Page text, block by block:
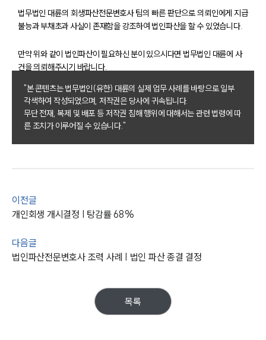
그룹소개
글로벌 파트너 로펌
고객의 소리
주요 업무사례
사례분석/최신동향
법무법인 대륜의 회생파산전문변호사 팀의 빠른 판단으로 의뢰인에게 지급
불능과 부채초과 사실이 존재함을 강조하여 법인파산을 할 수 있었습니다.
만약 위와 같이 법인파산이 필요하신 분이 있으시다면 법무법인 대륜에 사
건을 의뢰해주시기 바랍니다.
"본 콘텐츠는 법무법인(유한) 대륜의 실제 업무 사례를 바탕으로 일부
각색하여 작성되었으며, 저작권은 당사에 귀속됩니다.
무단 전재, 복제 및 배포 등 저작권 침해 행위에 대해서는 관련 법령에 따
른 조치가 이루어질 수 있습니다."
이전글
개인회생 개시결정 | 탕감률 68%
다음글
법인파산전문변호사 조력 사례 | 법인 파산 종결 결정
목록